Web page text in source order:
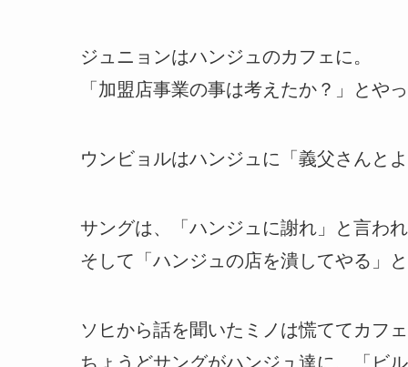
ジュニョンはハンジュのカフェに。
「加盟店事業の事は考えたか？」とや
ウンビョルはハンジュに「義父さんと
サングは、「ハンジュに謝れ」と言わ
そして「ハンジュの店を潰してやる」
ソヒから話を聞いたミノは慌ててカフ
ちょうどサングがハンジュ達に、「ビ